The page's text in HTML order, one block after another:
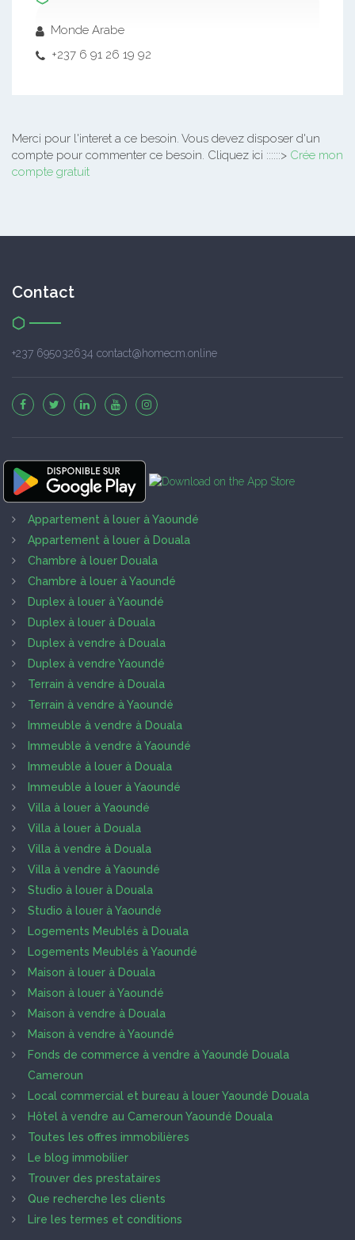
Monde Arabe
+237 6 91 26 19 92
Merci pour l'interet a ce besoin. Vous devez disposer d'un
compte pour commenter ce besoin. Cliquez ici ::::::> Crée mon
compte gratuit
Contact
+237 695032634 contact@homecm.online
Appartement à louer à Yaoundé
Appartement à louer à Douala
Chambre à louer Douala
Chambre à louer à Yaoundé
Duplex à louer à Yaoundé
Duplex à louer à Douala
Duplex à vendre à Douala
Duplex à vendre Yaoundé
Terrain à vendre à Douala
Terrain à vendre à Yaoundé
Immeuble à vendre à Douala
Immeuble à vendre à Yaoundé
Immeuble à louer à Douala
Immeuble à louer à Yaoundé
Villa à louer à Yaoundé
Villa à louer à Douala
Villa à vendre à Douala
Villa à vendre à Yaoundé
Studio à louer à Douala
Studio à louer à Yaoundé
Logements Meublés à Douala
Logements Meublés à Yaoundé
Maison à louer à Douala
Maison à louer à Yaoundé
Maison à vendre à Douala
Maison à vendre à Yaoundé
Fonds de commerce à vendre à Yaoundé Douala
Cameroun
Local commercial et bureau à louer Yaoundé Douala
Hôtel à vendre au Cameroun Yaoundé Douala
Toutes les offres immobilières
Le blog immobilier
Trouver des prestataires
Que recherche les clients
Lire les termes et conditions